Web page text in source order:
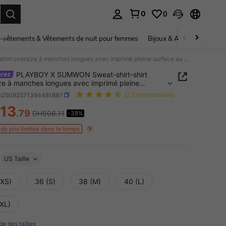
0 0
vêtements & Vêtements de nuit pour femmes Bijoux & Accessoires pour
PLAYBOY X SUMWON Sweat-shirt-shirt oversize à manches longues avec imprimé pleine surface au dos et petit logo poitrine pour hommes, streetwear casual
PLAYBOY X SUMWON Sweat-shirt-shirt
à manches longues avec imprimé pleine
au dos et petit logo poitrine pour hommes,
casual
(2 Commentaires)
AND AVAILABILITY
.79 DH506.11 -38%
prix limitée dans le temps
US Taille
36 (S) 38 (M) 40 (L)
des tailles